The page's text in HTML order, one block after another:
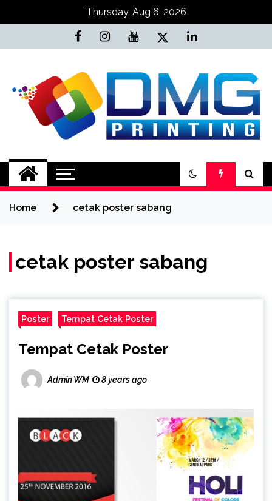
Thursday, Aug 6, 2026
Jasa Cetak Online
DMG Printing
Home cetak poster sabang
cetak poster sabang
Poster Tempat Cetak Poster
Tempat Cetak Poster
Admin WM 8 years ago